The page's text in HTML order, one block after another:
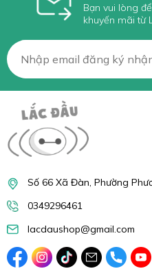
Bạn vui lòng
khuyến mãi từ
Số 66 Xã Đàn, Phường
0349296461
lacdaushop@gmail.com